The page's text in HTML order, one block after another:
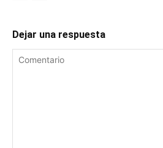
Dejar una respuesta